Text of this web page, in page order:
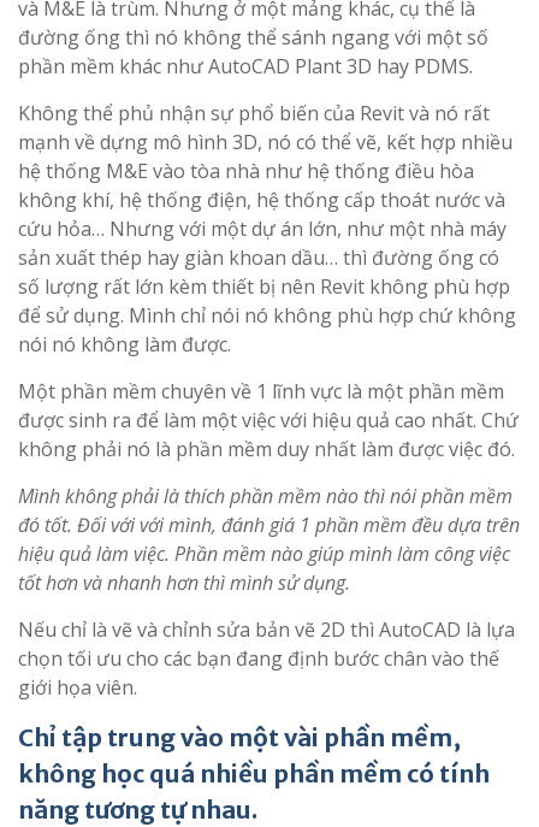
và M&E là trùm. Nhưng ở một mảng khác, cụ thể là
đường ống thì nó không thể sánh ngang với một số
phần mềm khác như AutoCAD Plant 3D hay PDMS.
Không thể phủ nhận sự phổ biến của Revit và nó rất
mạnh về dựng mô hình 3D, nó có thể vẽ, kết hợp nhiều
hệ thống M&E vào tòa nhà như hệ thống điều hòa
không khí, hệ thống điện, hệ thống cấp thoát nước và
cứu hỏa… Nhưng với một dự án lớn, như một nhà máy
sản xuất thép hay giàn khoan dầu… thì đường ống có
số lượng rất lớn kèm thiết bị nên Revit không phù hợp
để sử dụng. Mình chỉ nói nó không phù hợp chứ không
nói nó không làm được.
Một phần mềm chuyên về 1 lĩnh vực là một phần mềm
được sinh ra để làm một việc với hiệu quả cao nhất. Chứ
không phải nó là phần mềm duy nhất làm được việc đó.
Mình không phải là thích phần mềm nào thì nói phần mềm
đó tốt. Đối với với mình, đánh giá 1 phần mềm đều dựa trên
hiệu quả làm việc. Phần mềm nào giúp mình làm công việc
tốt hơn và nhanh hơn thì mình sử dụng.
Nếu chỉ là vẽ và chỉnh sửa bản vẽ 2D thì AutoCAD là lựa
chọn tối ưu cho các bạn đang định bước chân vào thế
giới họa viên.
Chỉ tập trung vào một vài phần mềm,
không học quá nhiều phần mềm có tính
năng tương tự nhau.